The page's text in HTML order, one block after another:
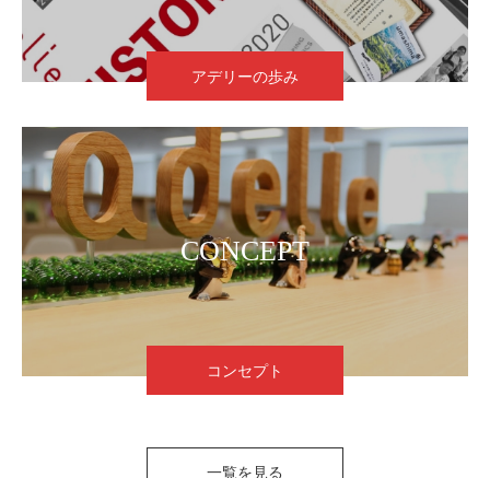
アデリーの歩み
CONCEPT
コンセプト
一覧を見る